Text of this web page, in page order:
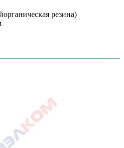
резина)